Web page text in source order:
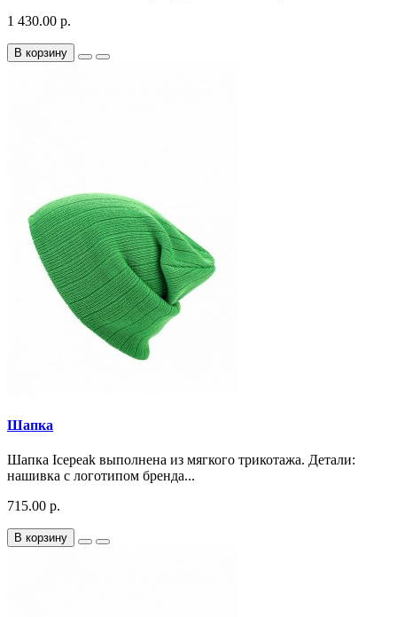
1 430.00 р.
В корзину
Шапка
Шапка Icepeak выполнена из мягкого трикотажа. Детали:
нашивка с логотипом бренда...
715.00 р.
В корзину